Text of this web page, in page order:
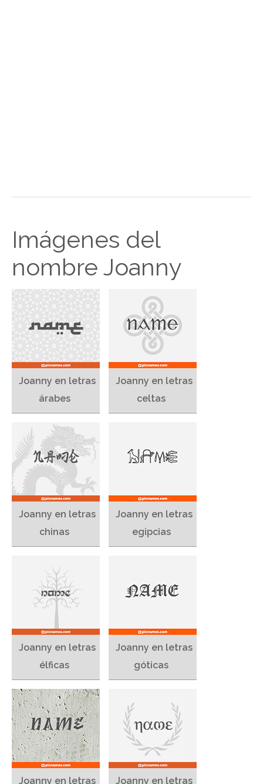
Imágenes del
nombre Joanny
Joanny en letras
árabes
Joanny en letras
celtas
Joanny en letras
chinas
Joanny en letras
egipcias
Joanny en letras
élficas
Joanny en letras
góticas
Joanny en letras Joanny en letras